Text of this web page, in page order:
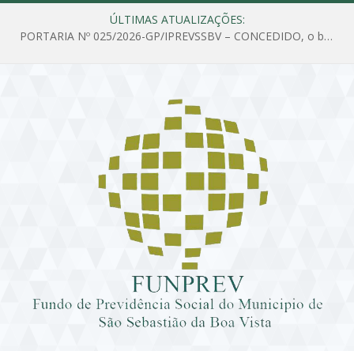
ÚLTIMAS ATUALIZAÇÕES:
PORTARIA Nº 025/2026-GP/IPREVSSBV – CONCEDIDO, o benefício de PENSÃO a MARIA ESTELA DOS SANTOS SOUZA